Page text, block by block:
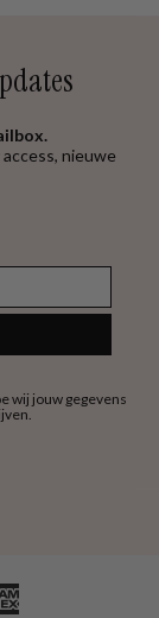
nieuwe
wij jouw gegevens